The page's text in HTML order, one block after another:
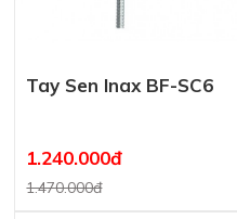
Tay Sen Inax BF-SC6
1.240.000đ
1.470.000đ